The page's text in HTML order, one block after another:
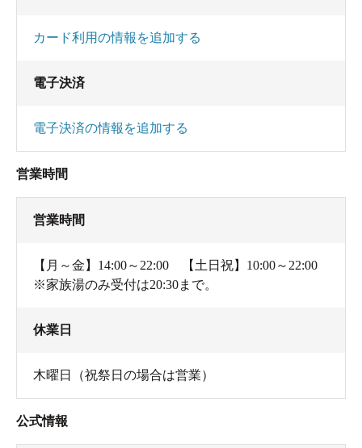
カード利用の情報を追加する
電子決済
電子決済の情報を追加する
営業時間
営業時間
【月～金】14:00～22:00 【土日祝】10:00～22:00
※家族湯のみ受付は20:30まで。
休業日
木曜日（祝祭日の場合は営業）
公式情報